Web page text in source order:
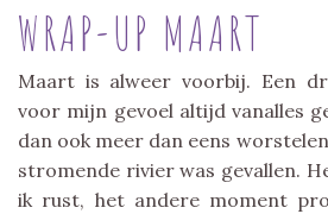
WRAP-UP MAART
Maart is alweer voorbij. Een
voor mijn gevoel altijd vanalles
dan ook meer dan eens
stromende rivier was gevallen.
ik rust, het andere moment